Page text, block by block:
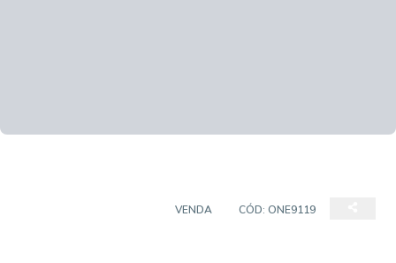
VENDA CÓD: ONE9119